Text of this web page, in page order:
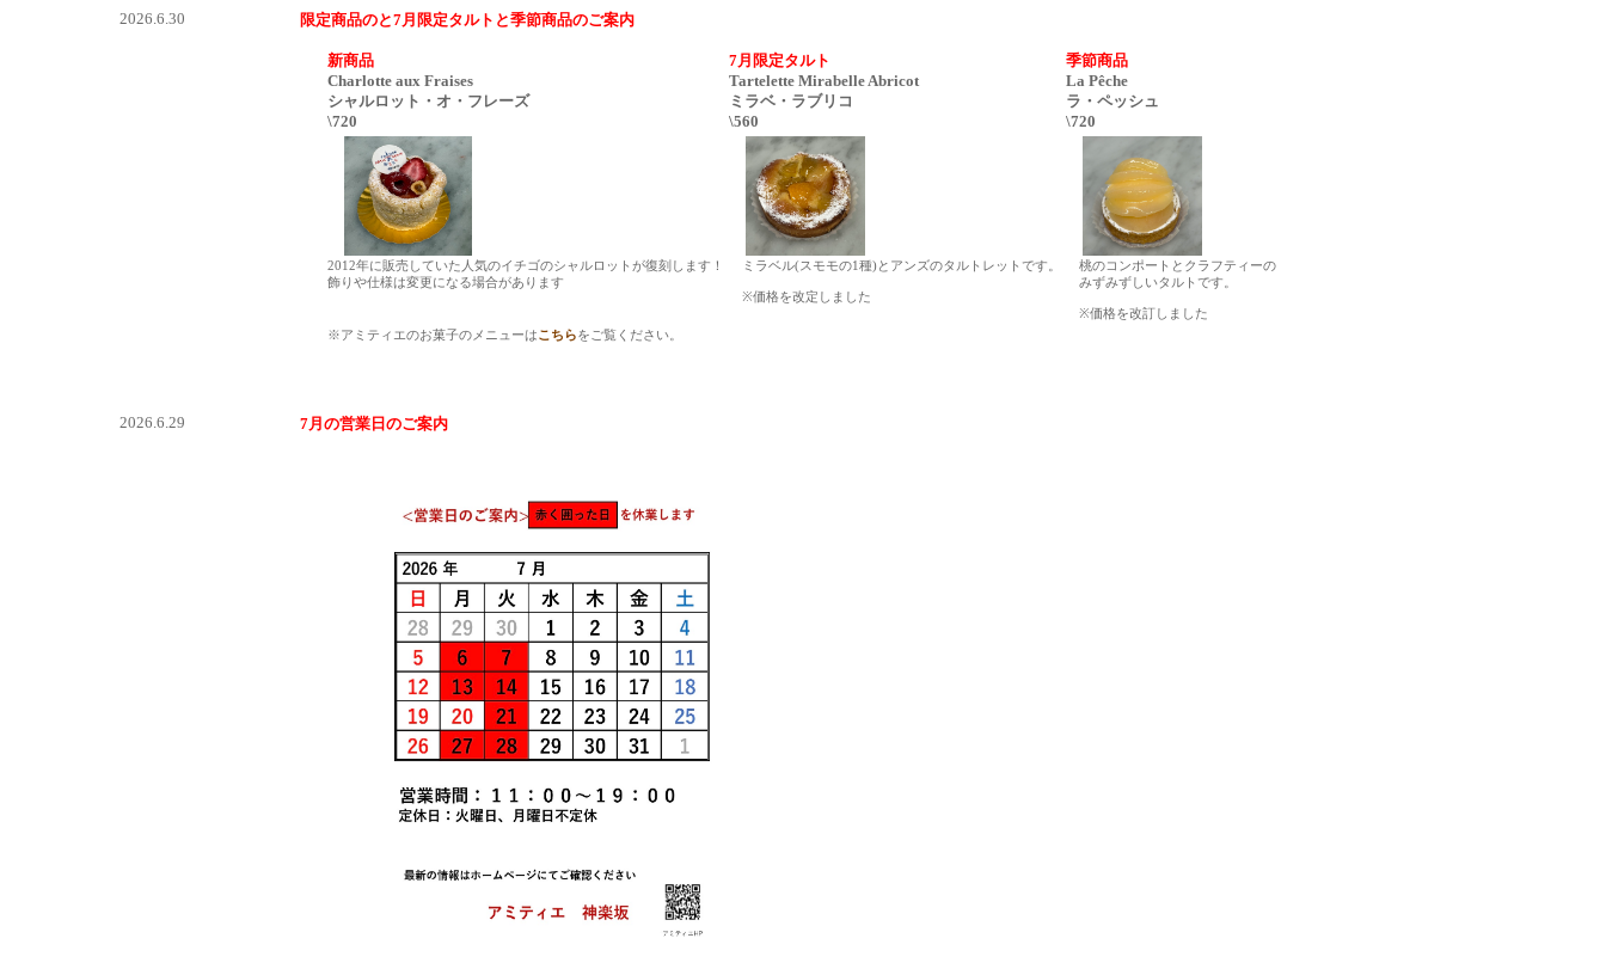
2026.6.30 限定商品のと7月限定タルトと季節商品のご案内
新商品
Charlotte aux Fraises
シャルロット・オ・フレーズ
\720
7月限定タルト
Tartelette Mirabelle Abricot
ミラベ・ラブリコ
\560
季節商品
La Pêche
ラ・ペッシュ
\720
2012年に販売していた人気のイチゴのシャルロットが復刻します！
飾りや仕様は変更になる場合があります
ミラベル(スモモの1種)とアンズのタルトレットです。
※価格を改定しました
桃のコンポートとクラフティーの
みずみずしいタルトです。
※価格を改訂しました
※アミティエのお菓子のメニューはこちらをご覧ください。
2026.6.29 7月の営業日のご案内